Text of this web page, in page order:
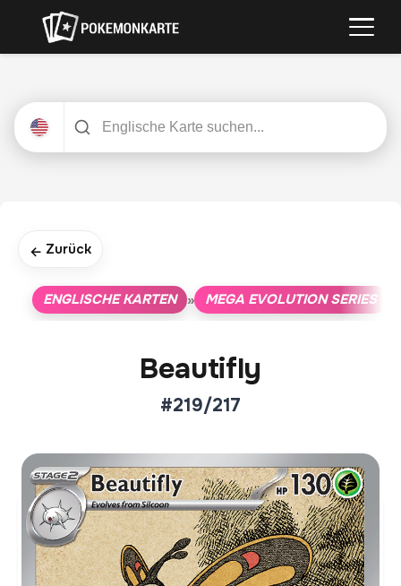
← Zurück
ENGLISCHE KARTEN » MEGA EVOLUTION SERIES
Beautifly
#219/217
Aktueller Marktpreis